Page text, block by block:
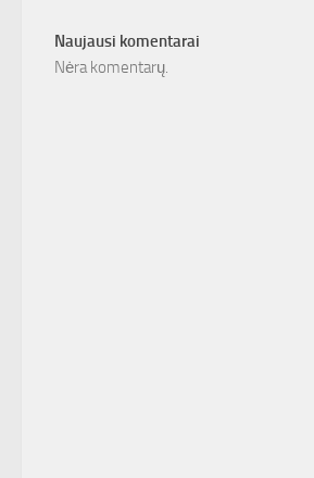
Naujausi komentarai
Nėra komentarų.